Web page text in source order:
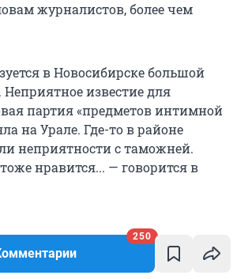
250
журналистов, более чем
в Новосибирске большой
известие для
партия «предметов интимной
на Урале. Где-то в районе
неприятности с таможней.
нравится... — говорится в
в ленте новостей. Не иначе.
жизнь Новосибирска